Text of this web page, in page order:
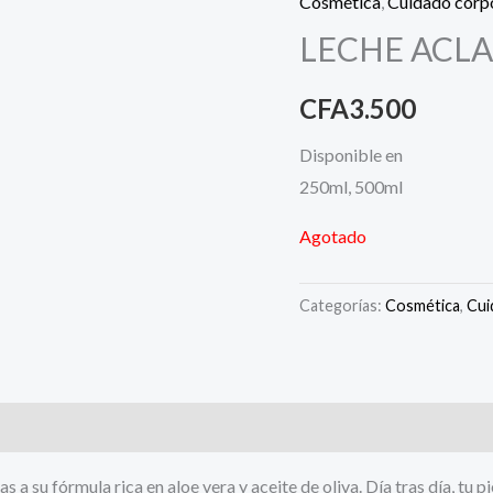
LECHE
CFA3.500
Disponible en
250ml, 500ml
Agotado
Categorías: Cosmética,
su fórmula rica en aloe vera y aceite de oliva. Día tras día, tu